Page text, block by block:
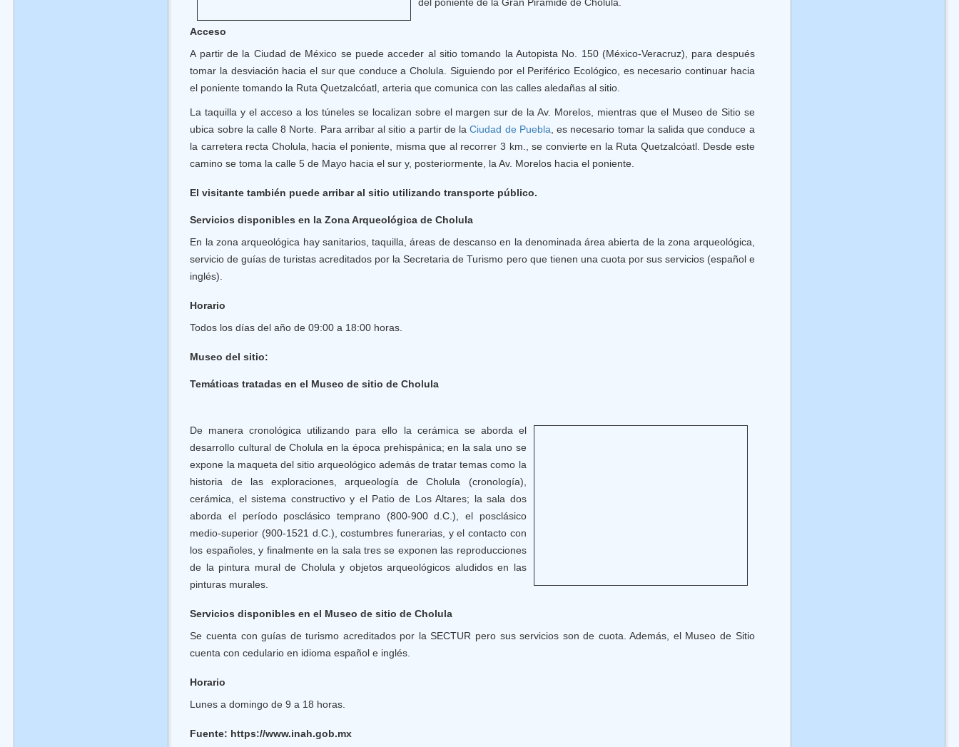
Acceso
A partir de la Ciudad de México se puede acceder al sitio tomando la Autopista No. 150 (México-Veracruz), para después
tomar la desviación hacia el sur que conduce a Cholula. Siguiendo por el Periférico Ecológico, es necesario continuar hacia
el poniente tomando la Ruta Quetzalcóatl, arteria que comunica con las calles aledañas al sitio.
La taquilla y el acceso a los túneles se localizan sobre el margen sur de la Av. Morelos, mientras que el Museo de Sitio se
ubica sobre la calle 8 Norte. Para arribar al sitio a partir de laCiudad de Puebla , es necesario tomar la salida que conduce a
la carretera recta Cholula, hacia el poniente, misma que al recorrer 3 km., se convierte en la Ruta Quetzalcóatl. Desde este
camino se toma la calle 5 de Mayo hacia el sur y, posteriormente, la Av. Morelos hacia el poniente.
El visitante también puede arribar al sitio utilizando transporte público.
Servicios disponibles en la Zona Arqueológica de Cholula
En la zona arqueológica hay sanitarios, taquilla, áreas de descanso en la denominada área abierta de la zona arqueológica,
servicio de guías de turistas acreditados por la Secretaria de Turismo pero que tienen una cuota por sus servicios (español e
inglés).
Horario
Todos los días del año de 09:00 a 18:00 horas.
Museo del sitio:
Temáticas tratadas en el Museo de sitio de Cholula
De manera cronológica utilizando para ello la cerámica se aborda el
desarrollo cultural de Cholula en la época prehispánica; en la sala uno se
expone la maqueta del sitio arqueológico además de tratar temas como la
historia de las exploraciones, arqueología de Cholula (cronología),
cerámica, el sistema constructivo y el Patio de Los Altares; la sala dos
aborda el período posclásico temprano (800-900 d.C.), el posclásico
medio-superior (900-1521 d.C.), costumbres funerarias, y el contacto con
los españoles, y finalmente en la sala tres se exponen las reproducciones
de la pintura mural de Cholula y objetos arqueológicos aludidos en las
pinturas murales.
Servicios disponibles en el Museo de sitio de Cholula
Se cuenta con guías de turismo acreditados por la SECTUR pero sus servicios son de cuota. Además, el Museo de Sitio
cuenta con cedulario en idioma español e inglés.
Horario
Lunes a domingo de 9 a 18 horas.
Fuente: https://www.inah.gob.mx